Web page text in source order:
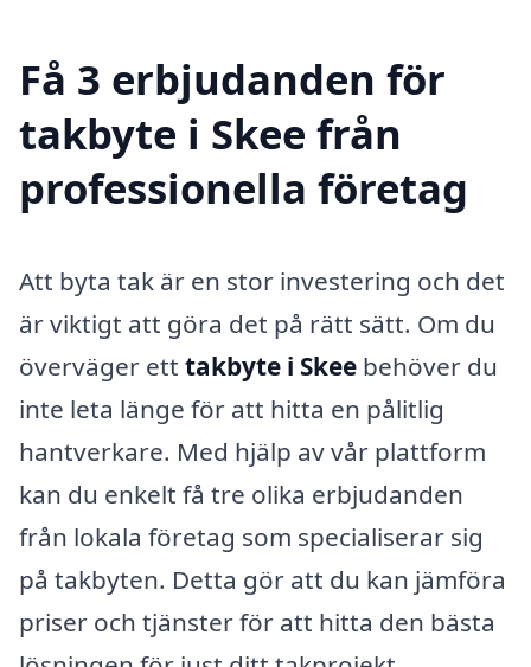
Få 3 erbjudanden för
takbyte i Skee från
professionella företag
Att byta tak är en stor investering och det
är viktigt att göra det på rätt sätt. Om du
överväger ett takbyte i Skee behöver du
inte leta länge för att hitta en pålitlig
hantverkare. Med hjälp av vår plattform
kan du enkelt få tre olika erbjudanden
från lokala företag som specialiserar sig
på takbyten. Detta gör att du kan jämföra
priser och tjänster för att hitta den bästa